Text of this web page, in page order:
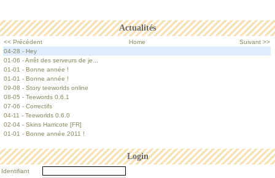
Actualités
<< Précédent Home
Suivant >>
04-28 - Hey
01-06 - Arrêt des serveurs de je...
01-01 - Bonne année !
01-01 - Bonne année !
09-08 - Story teeworlds online
08-05 - Teewords 0.6.1
07-06 - Correctifs
04-11 - Teeworlds 0.6.0
02-04 - Skins Harricote [FR]
01-01 - Bonne année 2011 !
Login
Identifiant